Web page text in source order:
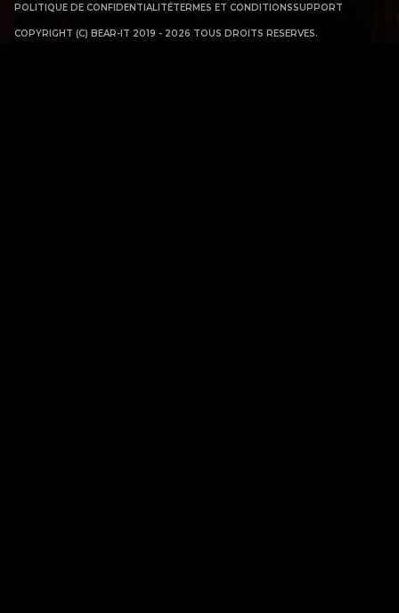
POLITIQUE DE CONFIDENTIALITÉTERMES ET CONDITIONSSUPPORT
COPYRIGHT (C) BEAR-IT 2019 - 2026 TOUS DROITS RESERVES.